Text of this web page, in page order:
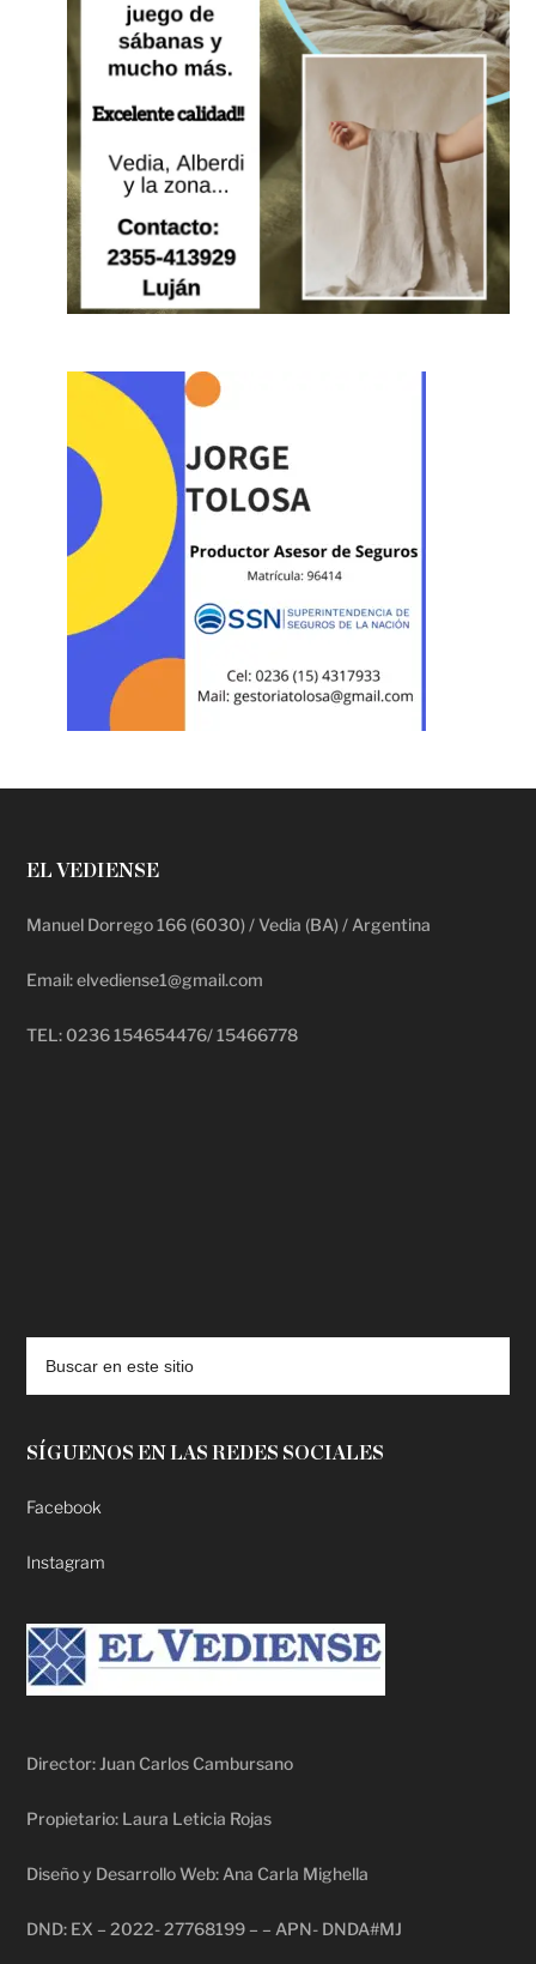
EL VEDIENSE
Manuel Dorrego 166 (6030) / Vedia (BA) / Argentina
Email: elvediense1@gmail.com
TEL: 0236 154654476/ 15466778
SÍGUENOS EN LAS REDES SOCIALES
Facebook
Instagram
Director: Juan Carlos Cambursano
Propietario: Laura Leticia Rojas
Diseño y Desarrollo Web: Ana Carla Mighella
DND: EX – 2022- 27768199 – – APN- DNDA#MJ